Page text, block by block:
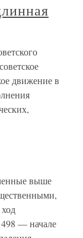
движение в
выше
— начале